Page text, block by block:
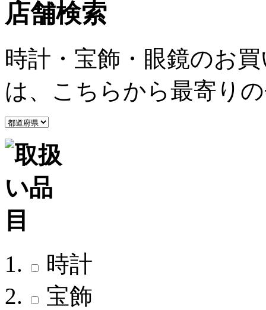
店舗検索
時計・宝飾・眼鏡のお
は、こちらから最寄り
時計
宝飾